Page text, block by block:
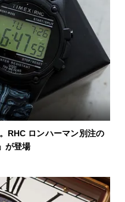
RHC ロンハーマン別注の
が登場